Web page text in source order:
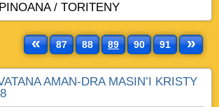
/ TORITENY
« 87 88 89 90 91 »
AMAN-DRA MASIN’I KRISTY